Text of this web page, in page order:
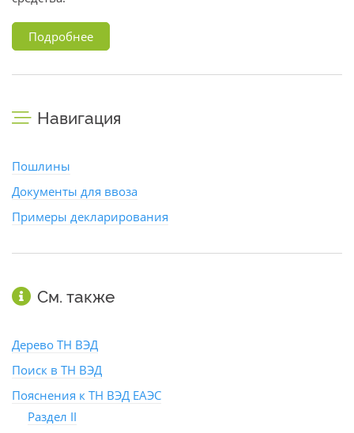
Подробнее
Навигация
Пошлины
Документы для ввоза
Примеры декларирования
См. также
Дерево ТН ВЭД
Поиск в ТН ВЭД
Пояснения к ТН ВЭД ЕАЭС
Раздел II